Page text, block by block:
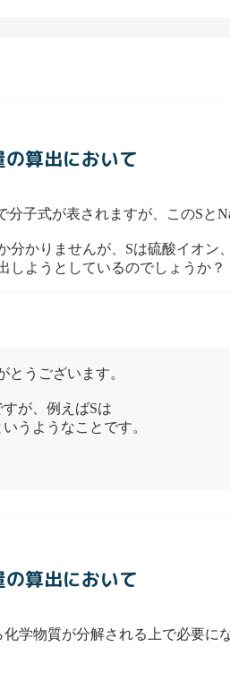
算出において
分子式が表されますが、このSと
かりませんが、Sは硫酸イオン
しようとしているのでしょうか？
とうございます。
が、例えばSは
うようなことです。
算出において
学物質が分解される上で必要に